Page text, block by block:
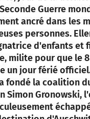
Guerre
ancré dans les
personnes.
d'enfants et
milite pour que le
un jour férié
fondé la coalition
Simon Gronowski,